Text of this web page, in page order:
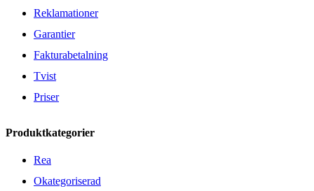
Reklamationer
Garantier
Fakturabetalning
Tvist
Priser
Produktkategorier
Rea
Okategoriserad